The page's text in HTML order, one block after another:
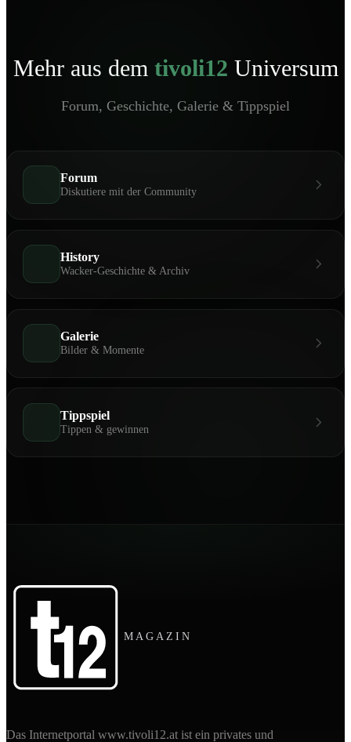
Mehr aus dem tivoli12 Universum
Forum, Geschichte, Galerie & Tippspiel
Forum
Diskutiere mit der Community
History
Wacker-Geschichte & Archiv
Galerie
Bilder & Momente
Tippspiel
Tippen & gewinnen
MAGAZIN
Das Internetportal www.tivoli12.at ist ein privates und